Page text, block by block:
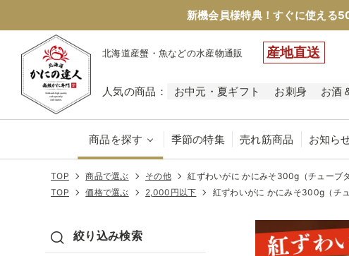
新機会員様特典！すぐに使える
北海道産蟹・魚などの水産物通販 産地直送
人気の商品： お中元・夏ギフト お刺身 お酒
商品を探す 季節の特集 売れ筋商品 お知ら
TOP 商品で選ぶ その他
紅ずわいがに かにみそ300g（チューブ
TOP
価格で選ぶ 2,000円以下 紅ずわいがに かにみそ300g（チ
絞り込み検索